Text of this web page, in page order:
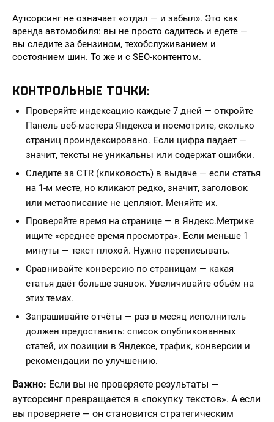
Аутсорсинг не означает «отдал — и забыл». Это как
аренда автомобиля: вы не просто садитесь и едете —
вы следите за бензином, техобслуживанием и
состоянием шин. То же и с SEO-контентом.
КОНТРОЛЬНЫЕ ТОЧКИ:
Проверяйте индексацию каждые 7 дней — откройте
Панель веб-мастера Яндекса и посмотрите, сколько
страниц проиндексировано. Если цифра падает —
значит, тексты не уникальны или содержат ошибки.
Следите за CTR (кликовость) в выдаче — если статья
на 1-м месте, но кликают редко, значит, заголовок
или метаописание не цепляют. Меняйте их.
Проверяйте время на странице — в Яндекс.Метрике
ищите «среднее время просмотра». Если меньше 1
минуты — текст плохой. Нужно переписывать.
Сравнивайте конверсию по страницам — какая
статья даёт больше заявок. Увеличивайте объём на
этих темах.
Запрашивайте отчёты — раз в месяц исполнитель
должен предоставить: список опубликованных
статей, их позиции в Яндексе, трафик, конверсии и
рекомендации по улучшению.
Важно: Если вы не проверяете результаты —
аутсорсинг превращается в «покупку текстов». А если
вы проверяете — он становится стратегическим